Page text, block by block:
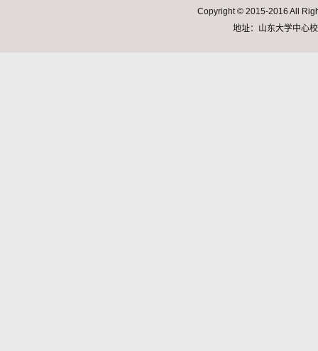
Copyright © 2015-2016 All
地址：山东大学中心